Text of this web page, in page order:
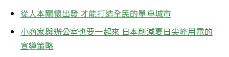
從人本關懷出發 才能打造全民的單車城市
小商家與辦公室也要一起來 日本削減夏日尖峰用電的
宣導策略